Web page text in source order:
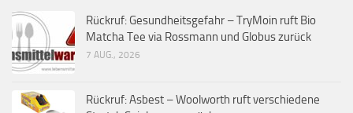
Rückruf: Gesundheitsgefahr – TryMoin ruft Bio
Matcha Tee via Rossmann und Globus zurück
7 AUG., 2026
Rückruf: Asbest – Woolworth ruft verschiedene